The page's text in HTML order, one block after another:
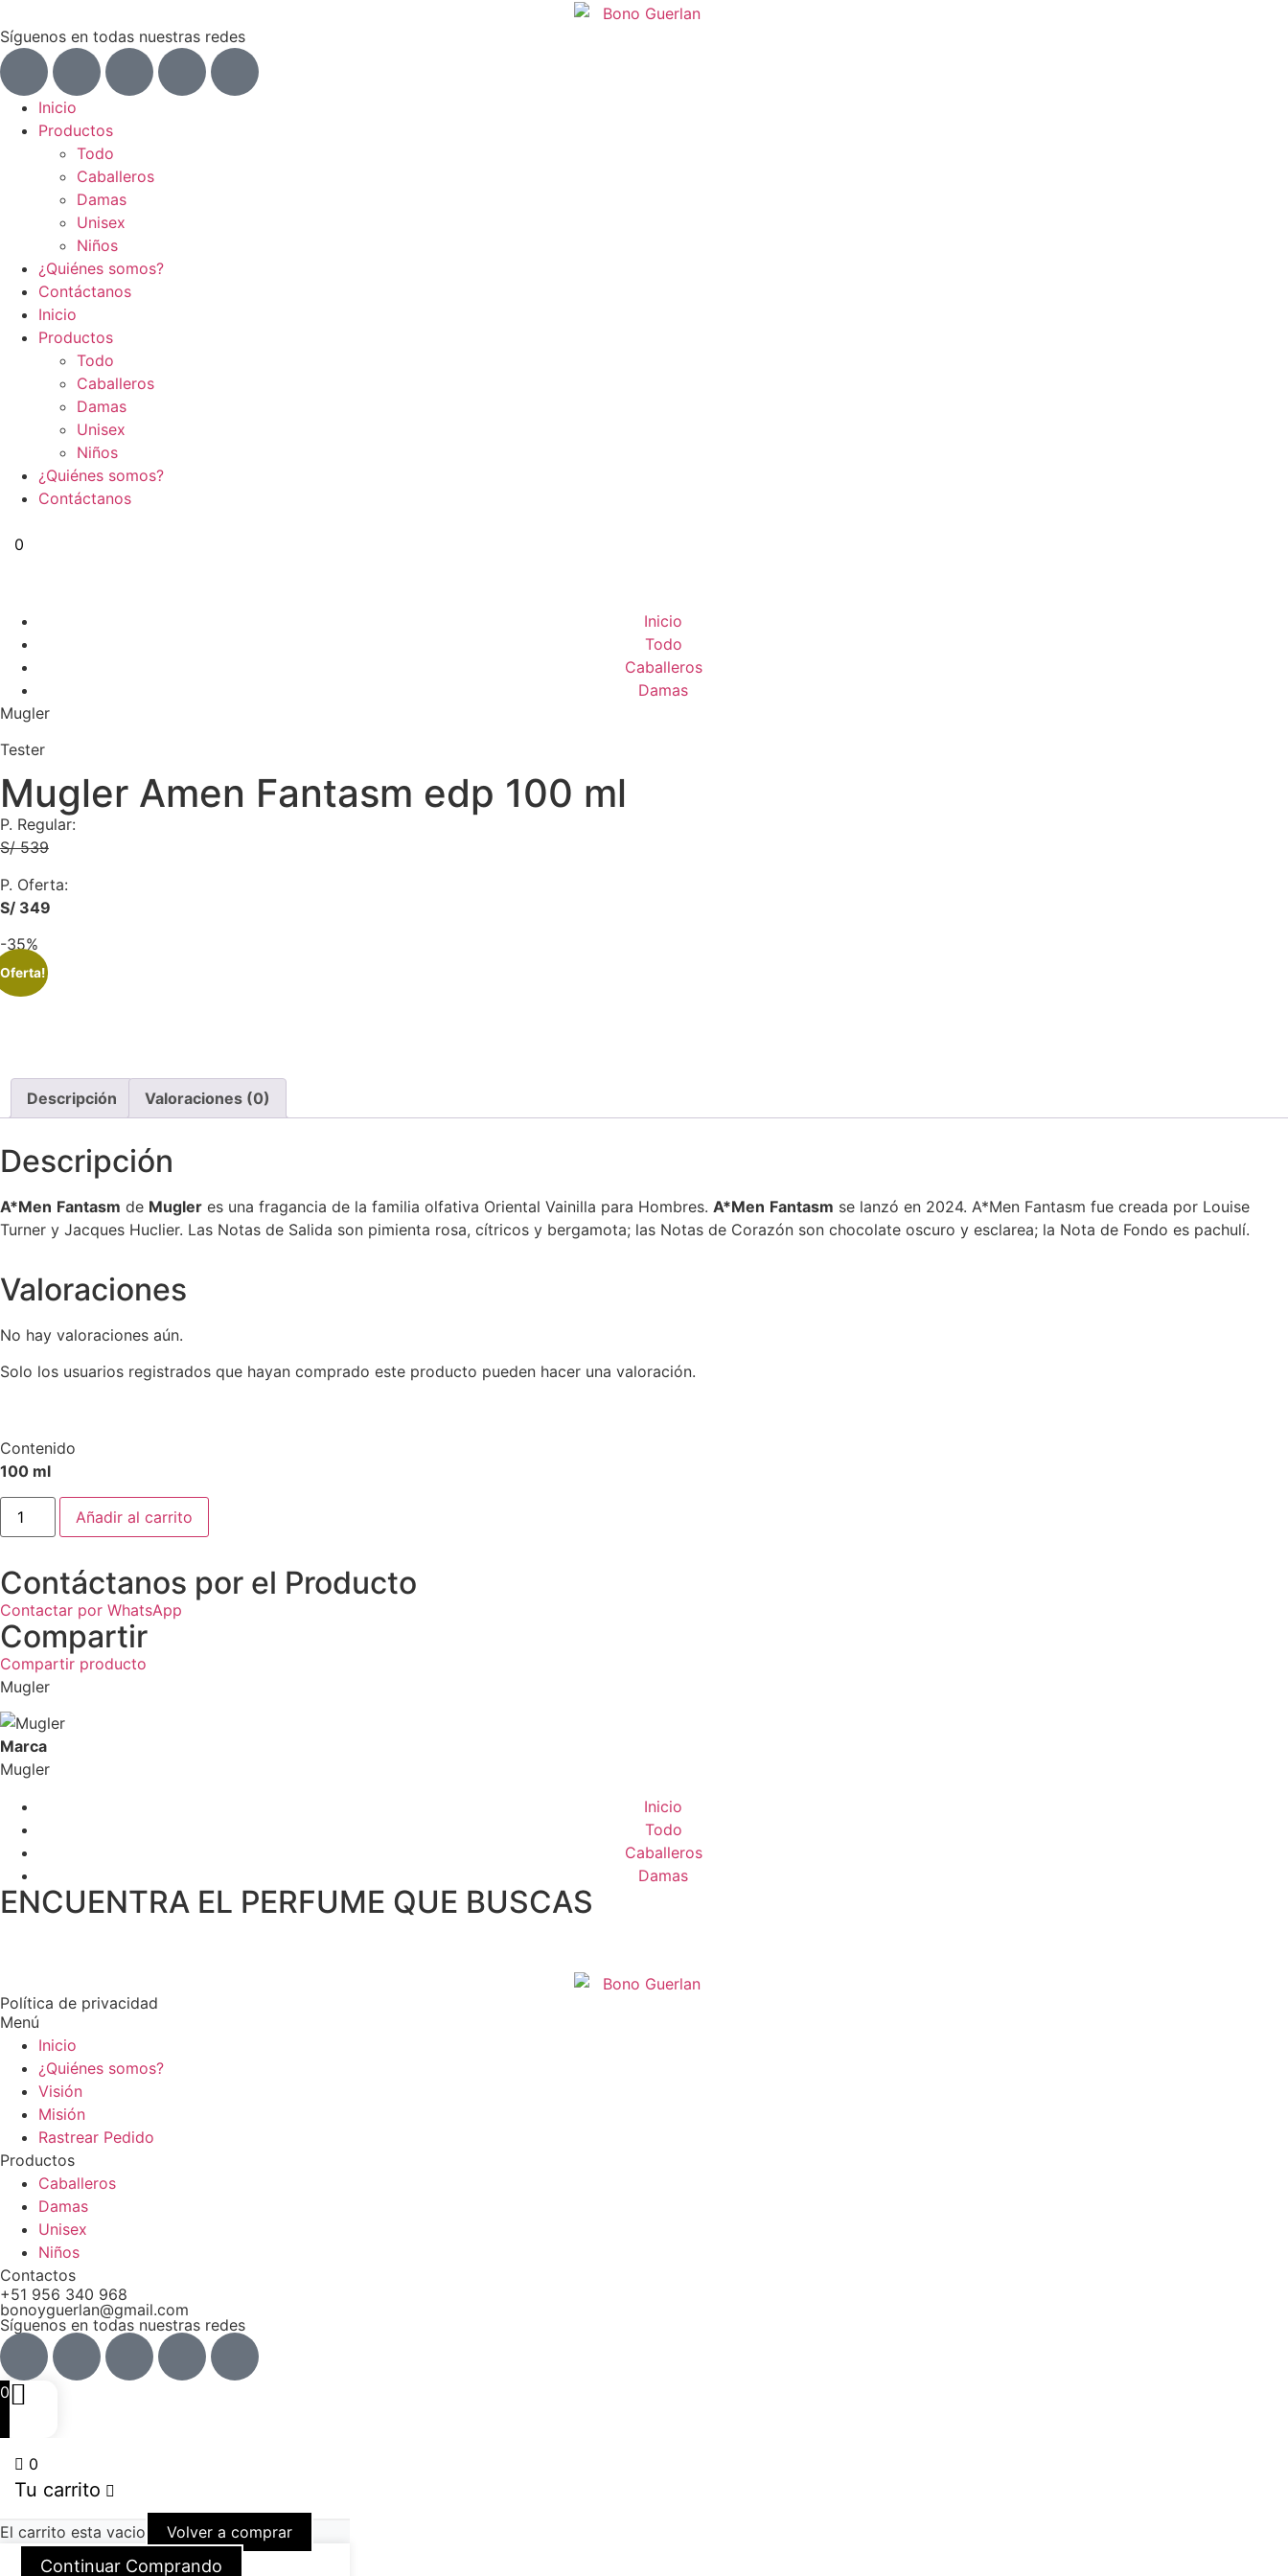
Síguenos en todas nuestras redes
Inicio
Productos
Todo
Caballeros
Damas
Unisex
Niños
¿Quiénes somos?
Contáctanos
Inicio
Productos
Todo
Caballeros
Damas
Unisex
Niños
¿Quiénes somos?
Contáctanos
0
Inicio
Todo
Caballeros
Damas
Mugler
Tester
Mugler Amen Fantasm edp 100 ml
P. Regular:
S/ 539
P. Oferta:
S/ 349
-35%
Descripción Valoraciones (0)
Descripción
A*Men Fantasm de Mugler es una fragancia de la familia olfativa Oriental Vainilla para Hombres. A*Men Fantasm se lanzó en 2024. A*Men Fantasm fue creada por Louise
Turner y Jacques Huclier. Las Notas de Salida son pimienta rosa, cítricos y bergamota; las Notas de Corazón son chocolate oscuro y esclarea; la Nota de Fondo es pachulí.
Valoraciones
No hay valoraciones aún.
Solo los usuarios registrados que hayan comprado este producto pueden hacer una valoración.
Contenido
100 ml
Añadir al carrito
Contáctanos por el Producto
Contactar por WhatsApp
Compartir
Compartir producto
Mugler
Marca
Mugler
Inicio
Todo
Caballeros
Damas
ENCUENTRA EL PERFUME QUE BUSCAS
Política de privacidad
Menú
Inicio
¿Quiénes somos?
Visión
Misión
Rastrear Pedido
Productos
Caballeros
Damas
Unisex
Niños
Contactos
+51 956 340 968
bonoyguerlan@gmail.com
Síguenos en todas nuestras redes
0
0
Tu carrito
El carrito esta vacio Volver a comprar
Continuar Comprando